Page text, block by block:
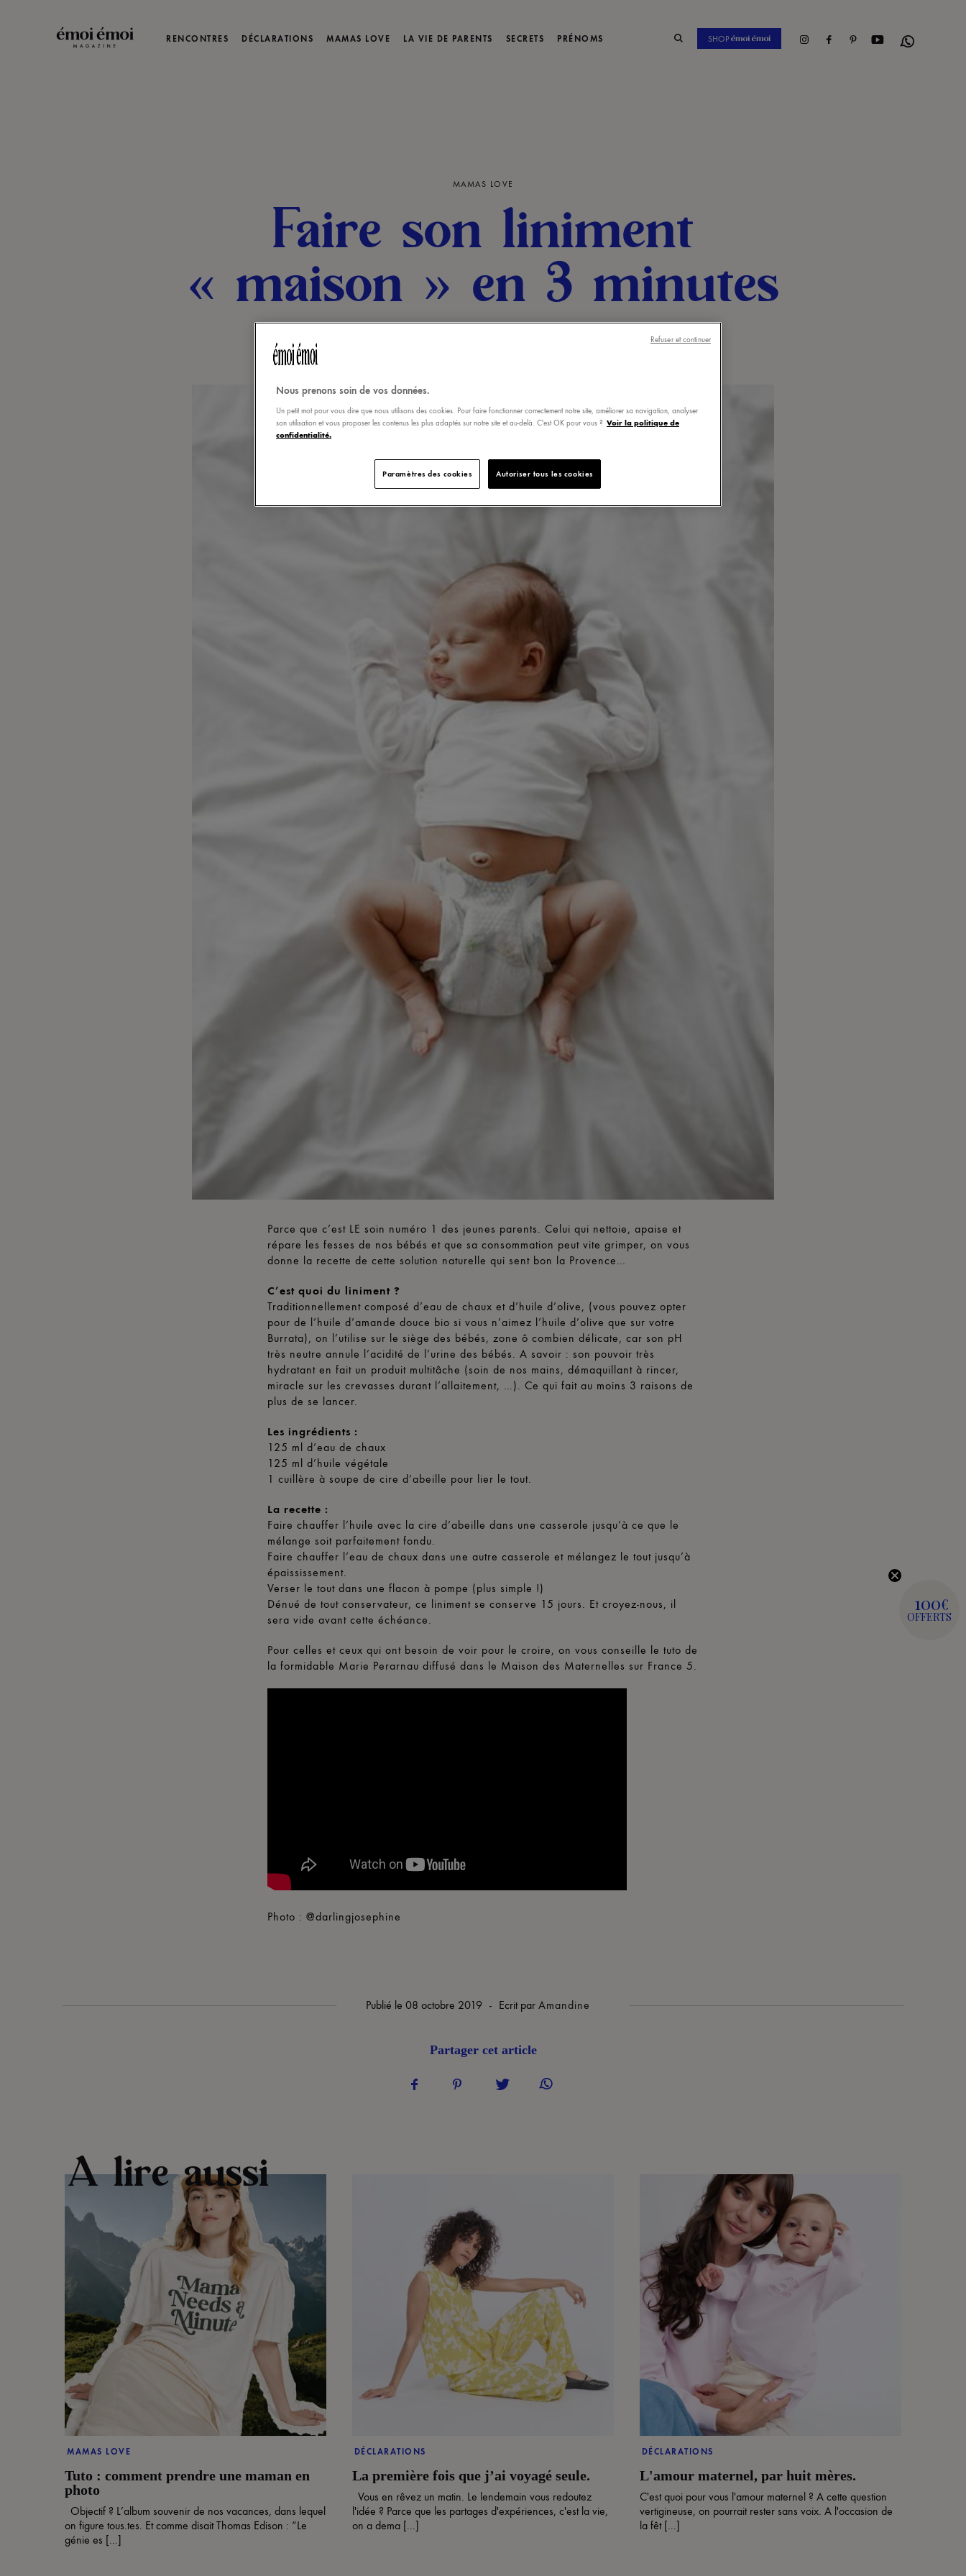
RENCONTRES DÉCLARATIONS MAMAS LOVE LA VIE DE PARENTS SECRETS PRÉNOMS SHOP InstagramFacebook Pinterest Youtube
MAMAS LOVE
Faire son liniment
« maison » en 3 minutes
Parce que c’est LE soin numéro 1 des jeunes parents. Celui qui nettoie, apaise et
répare les fesses de nos bébés et que sa consommation peut vite grimper, on vous
donne la recette de cette solution naturelle qui sent bon la Provence…
C’est quoi du liniment ?
Traditionnellement composé d’eau de chaux et d’huile d’olive, (vous pouvez opter
pour de l’huile d’amande douce bio si vous n’aimez l’huile d’olive que sur votre
Burrata), on l’utilise sur le siège des bébés, zone ô combien délicate, car son pH
très neutre annule l’acidité de l’urine des bébés. A savoir : son pouvoir très
hydratant en fait un produit multitâche (soin de nos mains, démaquillant à rincer,
miracle sur les crevasses durant l’allaitement, …). Ce qui fait au moins 3 raisons de
plus de se lancer.
Les ingrédients :
125 ml d’eau de chaux
125 ml d’huile végétale
1 cuillère à soupe de cire d’abeille pour lier le tout.
La recette :
Faire chauffer l’huile avec la cire d’abeille dans une casserole jusqu’à ce que le
mélange soit parfaitement fondu.
Faire chauffer l’eau de chaux dans une autre casserole et mélangez le tout jusqu’à
épaississement.
Verser le tout dans une flacon à pompe (plus simple !)
Dénué de tout conservateur, ce liniment se conserve 15 jours. Et croyez-nous, il
sera vide avant cette échéance.
Pour celles et ceux qui ont besoin de voir pour le croire, on vous conseille le tuto de
la formidable Marie Perarnau diffusé dans le Maison des Maternelles sur France 5.
Photo : @darlingjosephine
Publié le 08 octobre 2019 - Ecrit par Amandine
Partager cet article
A lire aussi
MAMAS LOVE
Tuto : comment prendre une maman en
photo
Objectif ? L’album souvenir de nos vacances, dans lequel
on figure tous.tes. Et comme disait Thomas Edison : “Le
génie es [...]
DÉCLARATIONS
La première fois que j’ai voyagé seule.
Vous en rêvez un matin. Le lendemain vous redoutez
l'idée ? Parce que les partages d'expériences, c'est la vie,
on a dema [...]
DÉCLARATIONS
L'amour maternel, par huit mères.
C'est quoi pour vous l'amour maternel ? A cette question
vertigineuse, on pourrait rester sans voix. A l'occasion de
la fêt [...]
Nous prenons soin de vos données.
Un petit mot pour vous dire que nous utilisons des cookies. Pour faire fonctionner correctement notre site, améliorer sa navigation, analyser
son utilisation et vous proposer les contenus les plus adaptés sur notre site et au-delà. C'est OK pour vous ? Voir la politique de
confidentialité.
Autoriser tous les cookies
Paramètres des cookies
Refuser et continuer
100€
OFFERTS